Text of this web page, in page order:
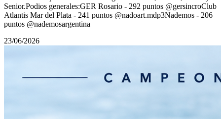
Senior.Podios generales:GER Rosario - 292 puntos @gersincroClub
Atlantis Mar del Plata - 241 puntos @nadoart.mdp3Nademos - 206
puntos @nademosargentina
23/06/2026